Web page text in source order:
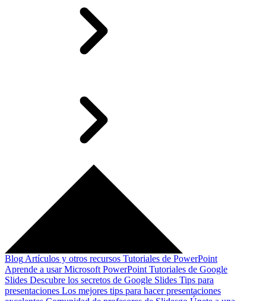
Blog Artículos y otros recursos Tutoriales de PowerPoint
Aprende a usar Microsoft PowerPoint Tutoriales de Google
Slides Descubre los secretos de Google Slides Tips para
presentaciones Los mejores tips para hacer presentaciones